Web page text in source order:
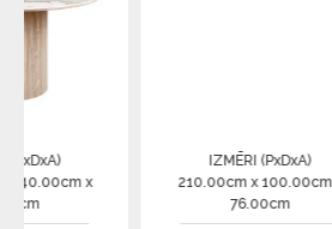
IZMĒRI (PxDxA)
210.00cm x 100.00cm x